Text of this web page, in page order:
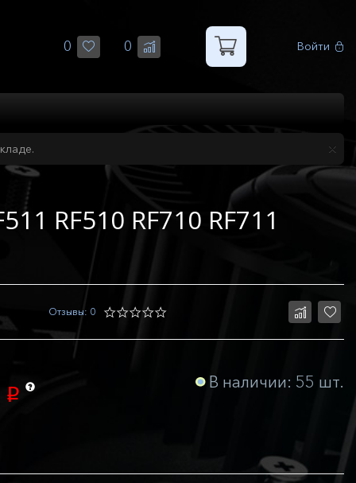
0 0 Войти
RF510 RF710 RF711
Отзывы: 0
p
В наличии: 55 шт.